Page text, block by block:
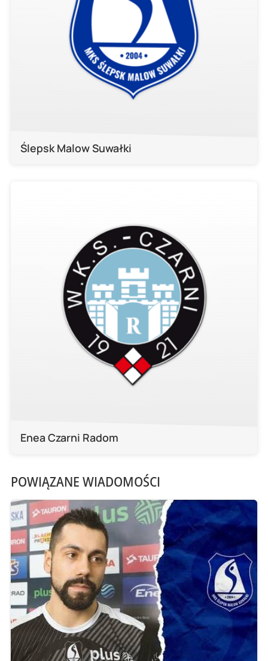
Ślepsk Malow Suwałki
Enea Czarni Radom
POWIĄZANE WIADOMOŚCI